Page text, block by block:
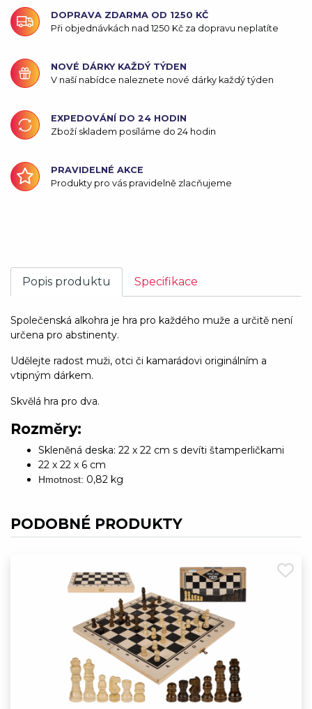
DOPRAVA ZDARMA OD 1250 KČ
Při objednávkách nad 1250 Kč za dopravu neplatíte
NOVÉ DÁRKY KAŽDÝ TÝDEN
V naší nabídce naleznete nové dárky každý týden
EXPEDOVÁNÍ DO 24 HODIN
Zboží skladem posíláme do 24 hodin
PRAVIDELNÉ AKCE
Produkty pro vás pravidelně zlacňujeme
Popis produktu Specifikace
Společenská alkohra je hra pro každého muže a určitě není
určena pro abstinenty.
Udělejte radost muži, otci či kamarádovi originálním a
vtipným dárkem.
Skvělá hra pro dva.
Rozměry:
Skleněná deska: 22 x 22 cm s devíti štamperličkami
22 x 22 x 6 cm
Hmotnost: 0,82 kg
PODOBNÉ PRODUKTY